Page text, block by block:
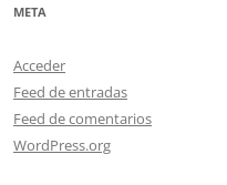
META
Acceder
Feed de entradas
Feed de comentarios
WordPress.org